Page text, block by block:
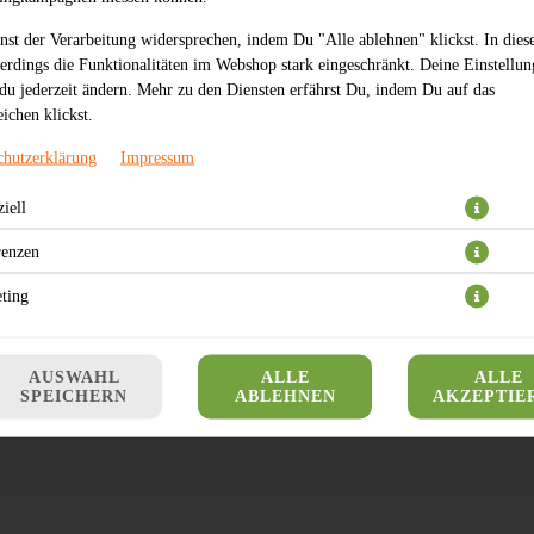
Kids Sandwich, Capri-Sonne, Pommes frites, Apfel und Kinder Surprise
der Verarbeitung widersprechen, indem Du "Alle ablehnen" klickst. In
die Funktionalitäten im Webshop stark eingeschränkt. Deine
jederzeit ändern. Mehr zu den Diensten erfährst Du, indem Du auf das
klickst.
Impressum
AUSWAHL
SPEICHERN
ALLE
ABLEHNEN
ALLE